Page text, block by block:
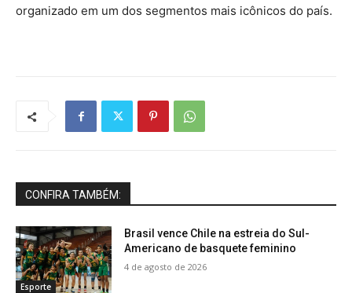
organizado em um dos segmentos mais icônicos do país.
CONFIRA TAMBÉM:
Esporte
Brasil vence Chile na estreia do Sul-
Americano de basquete feminino
4 de agosto de 2026